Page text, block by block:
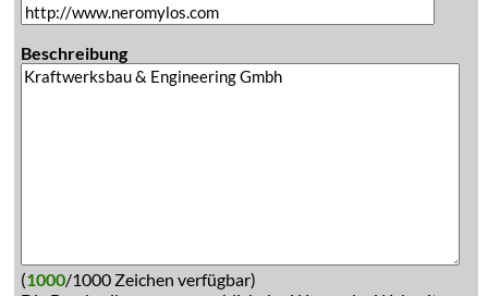
Beschreibung
(1000/1000 Zeichen verfügbar)